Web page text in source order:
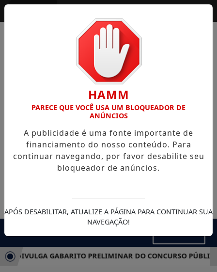
GABARITO PRELIMINAR DO CONCURSO PÚBLICO DE
HAMM
PARECE QUE VOCÊ USA UM BLOQUEADOR DE
ANÚNCIOS
A publicidade é uma fonte importante de
financiamento do nosso conteúdo. Para
continuar navegando, por favor desabilite seu
bloqueador de anúncios.
APÓS DESABILITAR, ATUALIZE A PÁGINA PARA CONTINUAR SUA
NAVEGAÇÃO!